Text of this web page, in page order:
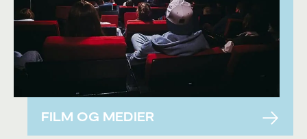
FILM OG MEDIER